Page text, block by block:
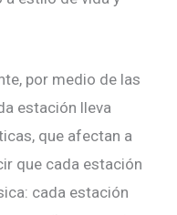
por medio de las
estación lleva
que afectan a
que cada estación
cada estación